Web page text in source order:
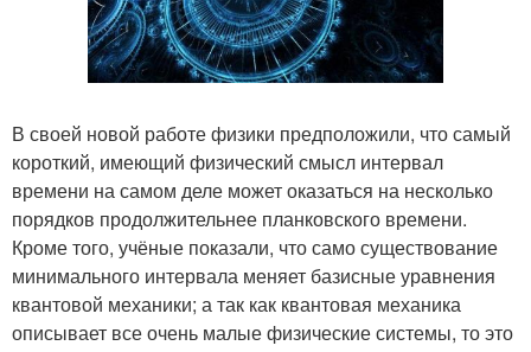
В своей новой работе физики предположили, что самый
короткий, имеющий физический смысл интервал
времени на самом деле может оказаться на несколько
порядков продолжительнее планковского времени.
Кроме того, учёные показали, что само существование
минимального интервала меняет базисные уравнения
квантовой механики; а так как квантовая механика
описывает все очень малые физические системы, то это